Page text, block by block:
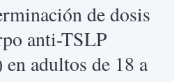
de dosis
anti-TSLP
adultos de 18 a